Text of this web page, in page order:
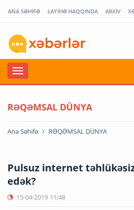
ANA SƏHİFƏ LAYİHƏ HAQQINDA ARXİV
RƏQƏMSAL DÜNYA
Ana Səhifə RƏQƏMSAL DÜNYA
Pulsuz internet
edək?
15-04-2019 11:48